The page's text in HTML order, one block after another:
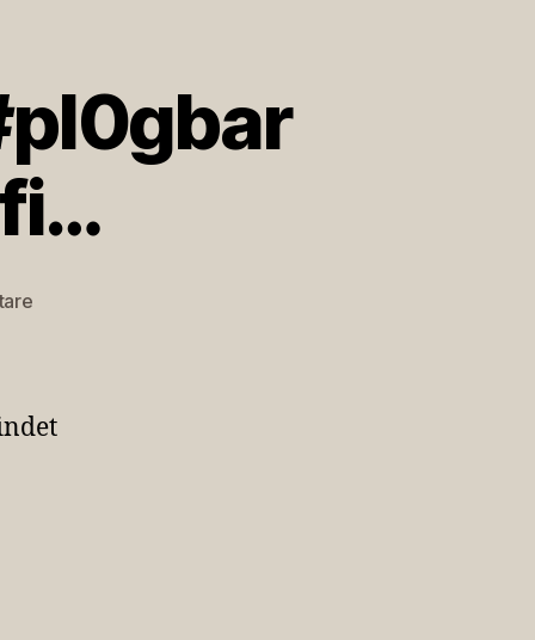
fi…
zu
#pl0gbar
Freunde.